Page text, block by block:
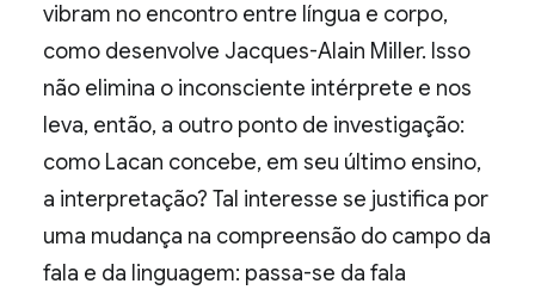
vibram no encontro entre língua e corpo,
como desenvolve Jacques-Alain Miller. Isso
não elimina o inconsciente intérprete e nos
leva, então, a outro ponto de investigação:
como Lacan concebe, em seu último ensino,
a interpretação? Tal interesse se justifica por
uma mudança na compreensão do campo da
fala e da linguagem: passa-se da fala